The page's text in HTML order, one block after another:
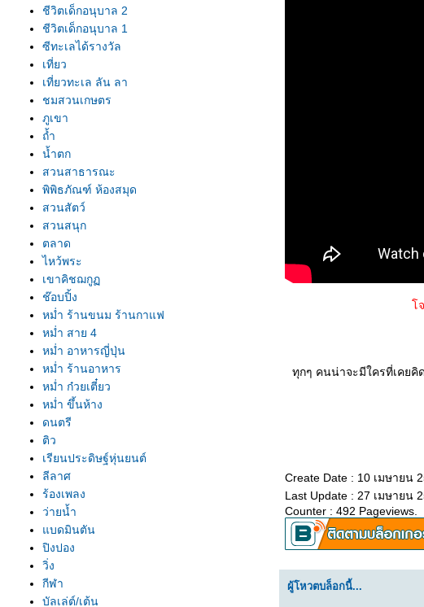
ชีวิตเด็กอนุบาล 2
ชีวิตเด็กอนุบาล 1
ซีทะเลได้รางวัล
เที่ยว
เที่ยวทะเล ลัน ลา
ชมสวนเกษตร
ภูเขา
ถ้ำ
น้ำตก
สวนสาธารณะ
พิพิธภัณฑ์ ห้องสมุด
สวนสัตว์
สวนสนุก
ตลาด
ไหว้พระ
เขาคิชฌกู
ช๊อบปิ้ง
หม่ำ ร้านขนม ร้านกาแฟ
หม่ำ สาย 4
หม่ำ อาหารญี่ปุ่น
หม่ำ ร้านอาหาร
หม่ำ ก๋วยเตี๋ยว
หม่ำ ขึ้นห้าง
ดนตรี
ติว
เรียนประดิษฐ์หุ่นยนต์
ลีลาศ
ร้องเพลง
ว่ายน้ำ
บดมินตัน
ปิงปอง
วิ่ง
กีฬา
บัลเล่ต์/เต้น
จ
ทุกๆ คนน่าจะมีใครที่เคยคิ
Create Date : 10 เมษายน
Last Update : 27 เมษายน
Counter : 492 Pageviews.
ผู้โหวตบล็อกนี้...